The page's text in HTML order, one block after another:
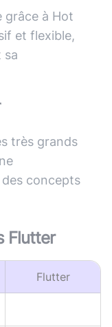
grâce à Hot
et flexible,
sa
très grands
concepts
Flutter
Flutter